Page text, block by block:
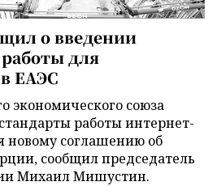
о введении
для
ЕАЭС
экономического союза
работы интернет-
новому соглашению об
сообщил председатель
Михаил Мишустин.